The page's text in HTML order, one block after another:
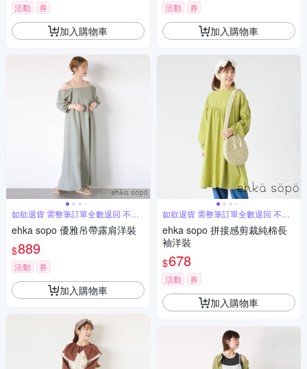
活動 券
加入購物車
如欲退貨 需整筆訂單全數退回 不能
單退
ehka sopo 優雅吊帶露肩洋裝
$889
活動 券
加入購物車
活動 券
加入購物車
如欲退貨 需整筆訂單全數退回 不能
單退
ehka sopo 拼接感剪裁純棉長
袖洋裝
$678
活動 券
加入購物車